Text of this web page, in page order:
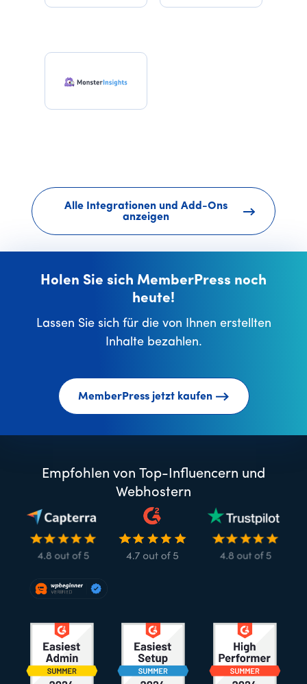
Alle Integrationen und Add-Ons
anzeigen
Holen Sie sich MemberPress noch
heute!
Lassen Sie sich für die von Ihnen erstellten
Inhalte bezahlen.
MemberPress jetzt kaufen
Empfohlen von Top-Influencern und
Webhostern